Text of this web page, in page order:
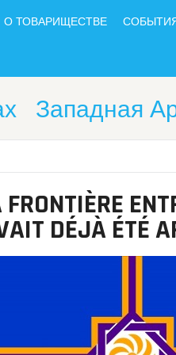
О ТОВАРИЩЕСТВЕ
Западная
DÉJÀ ÉTÉ